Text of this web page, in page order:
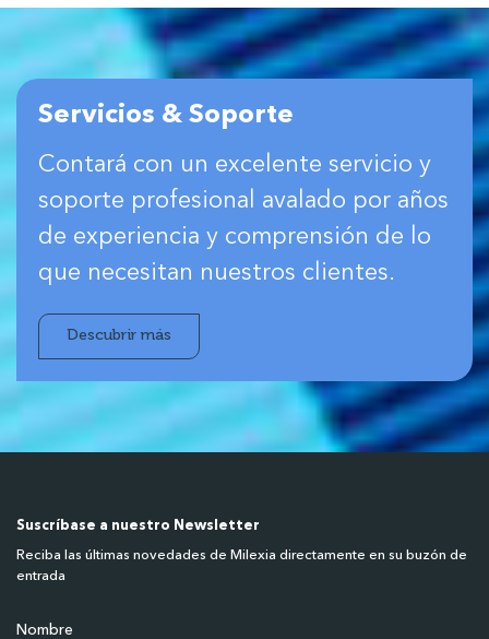
Servicios & Soporte
Contará con un excelente servicio y
soporte profesional avalado por años
de experiencia y comprensión de lo
que necesitan nuestros clientes.
Descubrir más
Suscríbase a nuestro Newsletter
Reciba las últimas novedades de Milexia directamente en su buzón de
entrada
Nombre